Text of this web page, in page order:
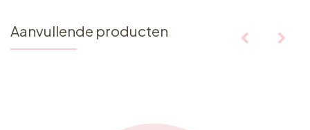
Aanvullende producten